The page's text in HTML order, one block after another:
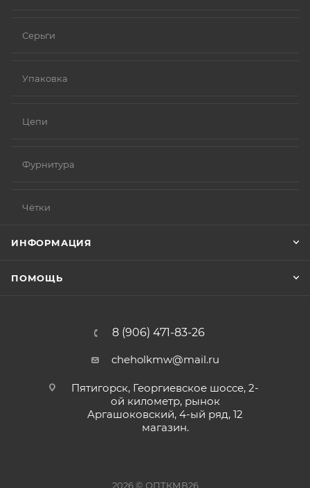
Серьги
Упаковка
Цепи
Фурнитура
Чётки
ИНФОРМАЦИЯ
ПОМОЩЬ
8 (906) 471-83-26
cheholkmw@mail.ru
Пятигорск, Георгиевское шоссе, 2-
ой километр, рынок
Аргашоковский, 4-ый ряд, 12
магазин.
2026 © ОПТКМВ26